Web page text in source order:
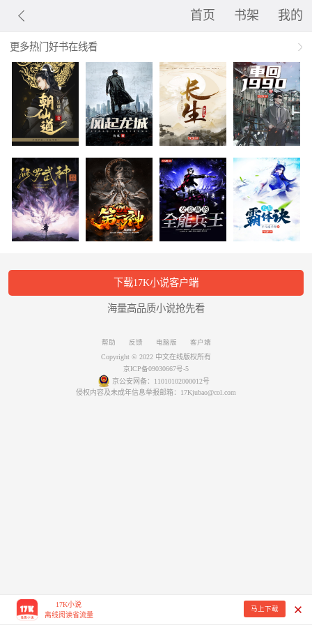
首页 书架 我的
更多热门好书在线看
下载17K小说客户端
海量高品质小说抢先看
帮助 反馈 电脑版
客户端
Copyright © 2022 中文在线版权所有
京ICP备09030667号-5
京公安网备：11010102000012号
侵权内容及未成年信息举报邮箱：17Kjubao@col.com
17K小说
离线阅读省流量
马上下载